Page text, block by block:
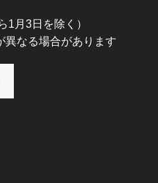
1月3日を除く）
なる場合があります